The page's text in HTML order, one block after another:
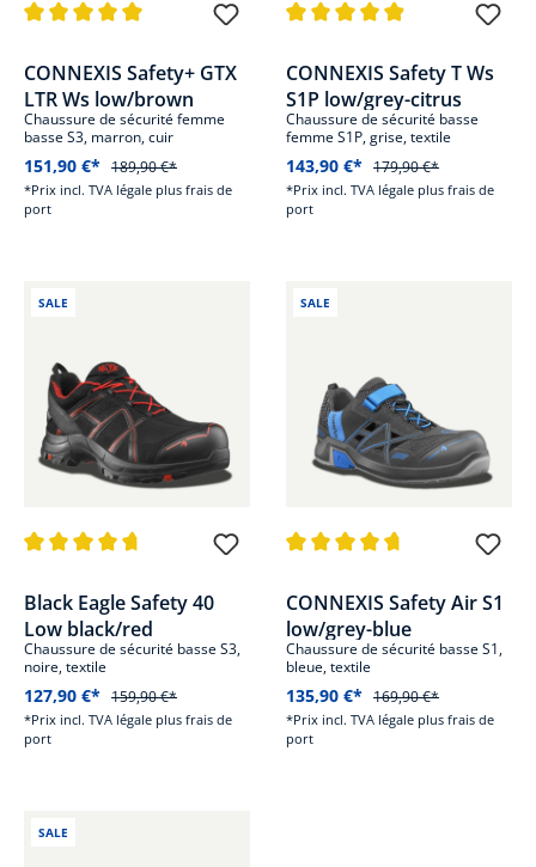
CONNEXIS Safety+ GTX
LTR Ws low/brown
Chaussure de sécurité femme
basse S3, marron, cuir
151,90 €* 189,90 €*
*Prix incl. TVA légale plus frais de
port
CONNEXIS Safety T Ws
S1P low/grey-citrus
Chaussure de sécurité basse
femme S1P, grise, textile
143,90 €* 179,90 €*
*Prix incl. TVA légale plus frais de
port
SALE
Black Eagle Safety 40
Low black/red
Chaussure de sécurité basse S3,
noire, textile
127,90 €* 159,90 €*
*Prix incl. TVA légale plus frais de
port
SALE
CONNEXIS Safety Air S1
low/grey-blue
Chaussure de sécurité basse S1,
bleue, textile
135,90 €* 169,90 €*
*Prix incl. TVA légale plus frais de
port
SALE